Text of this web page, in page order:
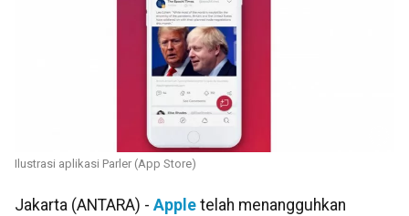
Ilustrasi aplikasi Parler (App Store)
Jakarta (ANTARA) - Apple telah menangguhkan